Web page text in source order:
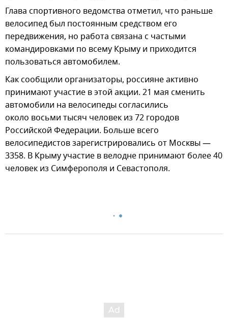
Глава спортивного ведомства отметил, что раньше
велосипед был постоянным средством его
передвижения, но работа связана с частыми
командировками по всему Крыму и приходится
пользоваться автомобилем.
Как сообщили организаторы, россияне активно
принимают участие в этой акции. 21 мая сменить
автомобили на велосипеды согласились
около восьми тысяч человек из 72 городов
Российской Федерации. Больше всего
велосипедистов зарегистрировались от Москвы —
3358. В Крыму участие в велодне принимают более 40
человек из Симферополя и Севастополя.